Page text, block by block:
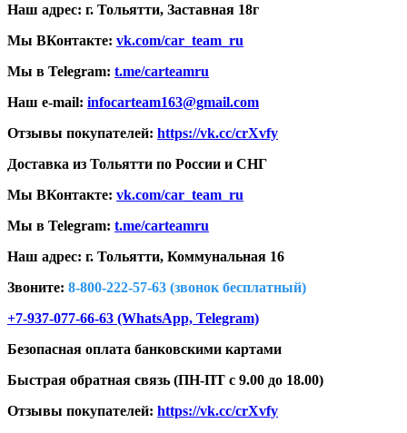
Наш адрес: г. Тольятти, Заставная 18г
Мы ВКонтакте: vk.com/car_team_ru
Мы в Telegram: t.me/carteamru
Наш e-mail: infocarteam163@gmail.com
Отзывы покупателей: https://vk.cc/crXvfy
Доставка из Тольятти по России и СНГ
Мы ВКонтакте: vk.com/car_team_ru
Мы в Telegram: t.me/carteamru
Наш адрес: г. Тольятти, Коммунальная 16
Звоните: 8-800-222-57-63 (звонок бесплатный)
+7-937-077-66-63 (WhatsApp, Telegram)
Безопасная оплата банковскими картами
Быстрая обратная связь (ПН-ПТ с 9.00 до 18.00)
Отзывы покупателей: https://vk.cc/crXvfy